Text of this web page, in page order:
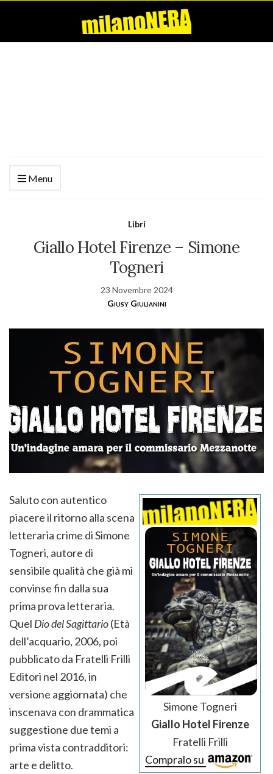
Menu
Libri
Giallo Hotel Firenze – Simone
Togneri
23 Novembre 2024
Giusy Giulianini
Simone Togneri
Giallo Hotel Firenze
Fratelli Frilli
Compralo su
Saluto con autentico
piacere il ritorno alla scena
letteraria crime di Simone
Togneri, autore di
sensibile qualità che già mi
convinse fin dalla sua
prima prova letteraria.
Quel Dio del Sagittario(Età
dell’acquario, 2006, poi
pubblicato da Fratelli Frilli
Editori nel 2016, in
versione aggiornata) che
inscenava con drammatica
suggestione due temi a
prima vista contradditori:
arte e delitto.